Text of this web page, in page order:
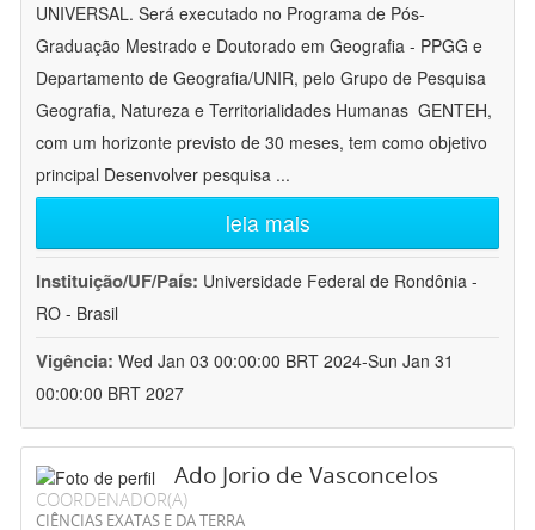
UNIVERSAL. Será executado no Programa de Pós-
Graduação Mestrado e Doutorado em Geografia - PPGG e
Departamento de Geografia/UNIR, pelo Grupo de Pesquisa
Geografia, Natureza e Territorialidades Humanas  GENTEH,
com um horizonte previsto de 30 meses, tem como objetivo
principal Desenvolver pesquisa ...
leia mais
Instituição/UF/País: Universidade Federal de Rondônia -
RO - Brasil
Vigência: Wed Jan 03 00:00:00 BRT 2024-Sun Jan 31
00:00:00 BRT 2027
Ado Jorio de Vasconcelos
COORDENADOR(A)
CIÊNCIAS EXATAS E DA TERRA